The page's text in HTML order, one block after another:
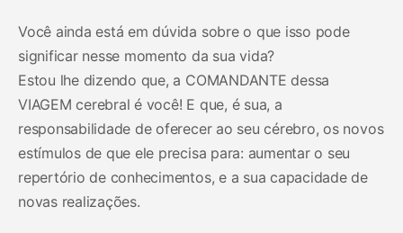
Você ainda está em dúvida sobre o que isso pode
significar nesse momento da sua vida?
Estou lhe dizendo que, a COMANDANTE dessa
VIAGEM cerebral é você! E que, é sua, a
responsabilidade de oferecer ao seu cérebro, os novos
estímulos de que ele precisa para: aumentar o seu
repertório de conhecimentos, e a sua capacidade de
novas realizações.